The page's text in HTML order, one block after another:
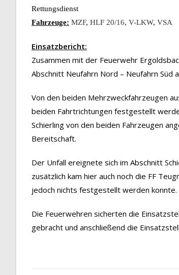
Rettungsdienst
Fahrzeuge: MZF, HLF 20/16, V-LKW, VSA
Einsatzbericht:
Zusammen mit der Feuerwehr
Abschnitt Neufahrn Nord – Neufahrn Süd
Von den beiden Mehrzweckfahrzeugen
beiden Fahrtrichtungen festgestellt
Schierling von den beiden Fahrzeugen
Bereitschaft.
Der Unfall ereignete sich im Abschnitt
zusätzlich kam hier auch noch die FF
jedoch nichts festgestellt werden konnte.
Die Feuerwehren sicherten die
gebracht und anschließend die